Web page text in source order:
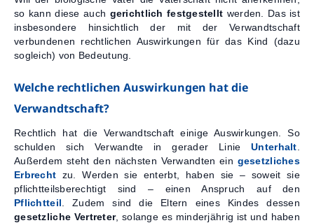
so kann diese auch gerichtlich festgestellt werden. Das ist
insbesondere hinsichtlich der mit der Verwandtschaft
verbundenen rechtlichen Auswirkungen für das Kind (dazu
sogleich) von Bedeutung.
Welche rechtlichen Auswirkungen hat die
Verwandtschaft?
Rechtlich hat die Verwandtschaft einige Auswirkungen. So
schulden sich Verwandte in gerader LinieUnterhalt
Außerdem steht den nächsten Verwandten ein gesetzliches
Erbrecht zu. Werden sie enterbt, haben sie – soweit sie
pflichtteilsberechtigt sind – einen Anspruch auf den
Pflichtteil . Zudem sind die Eltern eines Kindes dessen
gesetzliche Vertreter, solange es minderjährig ist und haben